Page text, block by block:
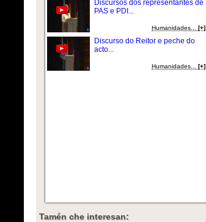
Discursos dos representantes de
PAS e PDI...
Humanidades... [+]
Discurso do Reitor e peche do
acto...
Humanidades...[+]
Tamén che interesan: